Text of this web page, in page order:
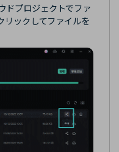
ドプロジェクトでファ
リックしてファイルを